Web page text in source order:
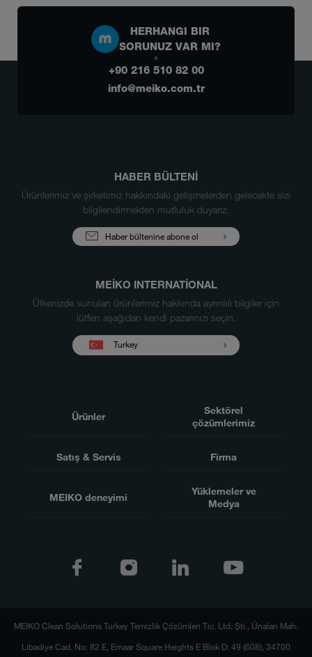
HERHANGI BIR
SORUNUZ VAR MI?
+90 216 510 82 00
info@meiko.com.tr
HABER BÜLTENİ
Ürünlerimiz ve şirketimiz hakkındaki gelişmelerden gelecekte sizi
bilgilendirmekten mutluluk duyarız.
Haber bültenine abone ol
MEIKO INTERNATIONAL
Ülkenizde sunulan ürünlerimiz hakkında ayrıntılı bilgiler için
lütfen aşağıdan kendi pazarınızı seçin.
Turkey
Ürünler
Sektörel
çözümlerimiz
Satış & Servis Firma
MEIKO deneyimi
Yüklemeler ve
Medya
MEIKO Clean Solutions Turkey Temizlik Çözümleri Tic. Ltd. Şti., Ünalan Mah.
Libadiye Cad. No: 82 E, Emaar Square Heights E Blok D: 49 (608), 34700